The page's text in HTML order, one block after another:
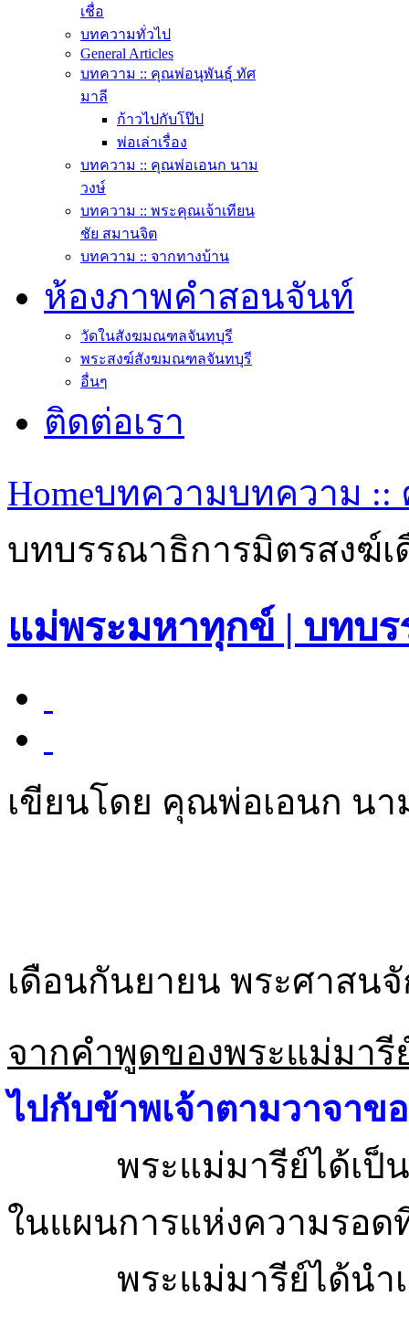
เชื่อ
บทความทั่วไป
General Articles
บทความ :: คุณพ่อนุพันธุ์ ทัศ
มาลี
ก้าวไปกับโป๊ป
พ่อเล่าเรื่อง
บทความ :: คุณพ่อเอนก นาม
วงษ์
บทความ :: พระคุณเจ้าเทียน
ชัย สมานจิต
บทความ :: จากทางบ้าน
ห้องภาพคำสอนจันท์
วัดในสังฆมณฑลจันทบุรี
พระสงฆ์สังฆมณฑลจันทบุรี
อื่นๆ
ติดต่อเรา
Homeบทความบทความ ::
บทบรรณาธิการมิตรสงฆ์
แม่พระมหาทุกข์ | บทบ
เขียนโดย คุณพ่อเอนก นา
เดือนกันยายน พระศาสน
จากคำพูดของพระแม่มารี
ไปกับข้าพเจ้าตามวาจาข
พระแม่มารีย์ได้เป็
ในแผนการแห่งความรอด
พระแม่มารีย์ได้นำ